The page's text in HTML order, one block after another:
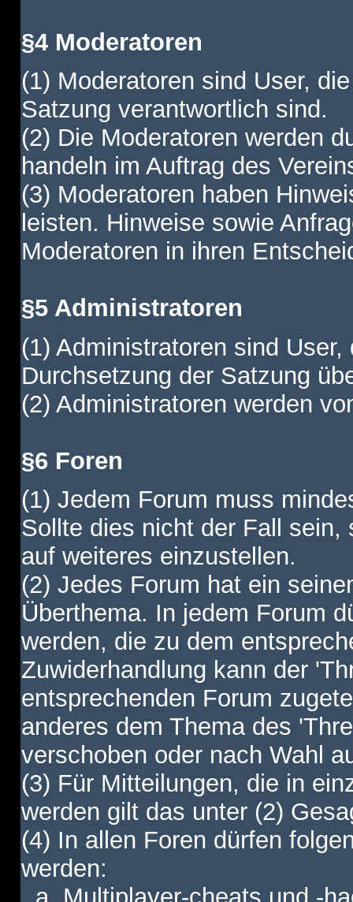
§4 Moderatoren
(1) Moderatoren sind User,
Satzung verantwortlich sind.
(2) Die Moderatoren werden
handeln im Auftrag des
(3) Moderatoren haben
leisten. Hinweise sowie
Moderatoren in ihren
§5 Administratoren
(1) Administratoren sind
Durchsetzung der Satzung
(2) Administratoren werden
§6 Foren
(1) Jedem Forum muss
Sollte dies nicht der Fall
auf weiteres einzustellen.
(2) Jedes Forum hat ein
Überthema. In jedem Forum
werden, die zu dem
Zuwiderhandlung kann der
entsprechenden Forum
anderes dem Thema des
verschoben oder nach Wahl
(3) Für Mitteilungen, die in
werden gilt das unter (2)
(4) In allen Foren dürfen
werden: